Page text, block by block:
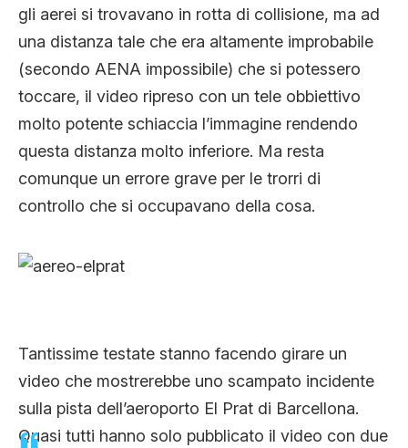
gli aerei si trovavano in rotta di collisione, ma ad
una distanza tale che era altamente improbabile
(secondo AENA impossibile) che si potessero
toccare, il video ripreso con un tele obbiettivo
molto potente schiaccia l’immagine rendendo
questa distanza molto inferiore. Ma resta
comunque un errore grave per le trorri di
controllo che si occupavano della cosa.
Tantissime testate stanno facendo girare un
video che mostrerebbe uno scampato incidente
sulla pista dell’aeroporto El Prat di Barcellona.
Quasi tutti hanno solo pubblicato il video con due